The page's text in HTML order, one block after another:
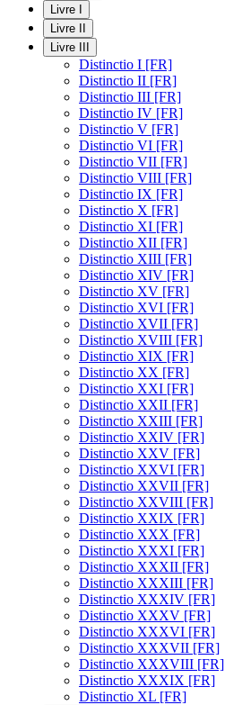
Livre I
Livre II
Livre III
Distinctio I [FR]
Distinctio II [FR]
Distinctio III [FR]
Distinctio IV [FR]
Distinctio V [FR]
Distinctio VI [FR]
Distinctio VII [FR]
Distinctio VIII [FR]
Distinctio IX [FR]
Distinctio X [FR]
Distinctio XI [FR]
Distinctio XII [FR]
Distinctio XIII [FR]
Distinctio XIV [FR]
Distinctio XV [FR]
Distinctio XVI [FR]
Distinctio XVII [FR]
Distinctio XVIII [FR]
Distinctio XIX [FR]
Distinctio XX [FR]
Distinctio XXI [FR]
Distinctio XXII [FR]
Distinctio XXIII [FR]
Distinctio XXIV [FR]
Distinctio XXV [FR]
Distinctio XXVI [FR]
Distinctio XXVII [FR]
Distinctio XXVIII [FR]
Distinctio XXIX [FR]
Distinctio XXX [FR]
Distinctio XXXI [FR]
Distinctio XXXII [FR]
Distinctio XXXIII [FR]
Distinctio XXXIV [FR]
Distinctio XXXV [FR]
Distinctio XXXVI [FR]
Distinctio XXXVII [FR]
Distinctio XXXVIII [FR]
Distinctio XXXIX [FR]
Distinctio XL [FR]